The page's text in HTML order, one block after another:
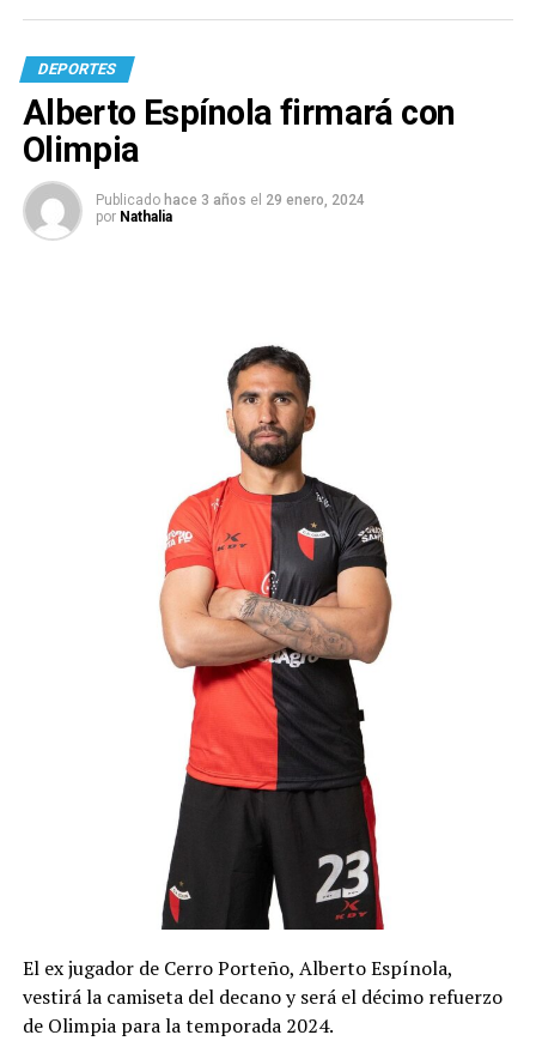
DEPORTES
Alberto Espínola firmará con
Olimpia
Publicado hace 3 años el 29 enero, 2024
por Nathalia
El ex jugador de Cerro Porteño, Alberto Espínola,
vestirá la camiseta del decano y será el décimo refuerzo
de Olimpia para la temporada 2024.